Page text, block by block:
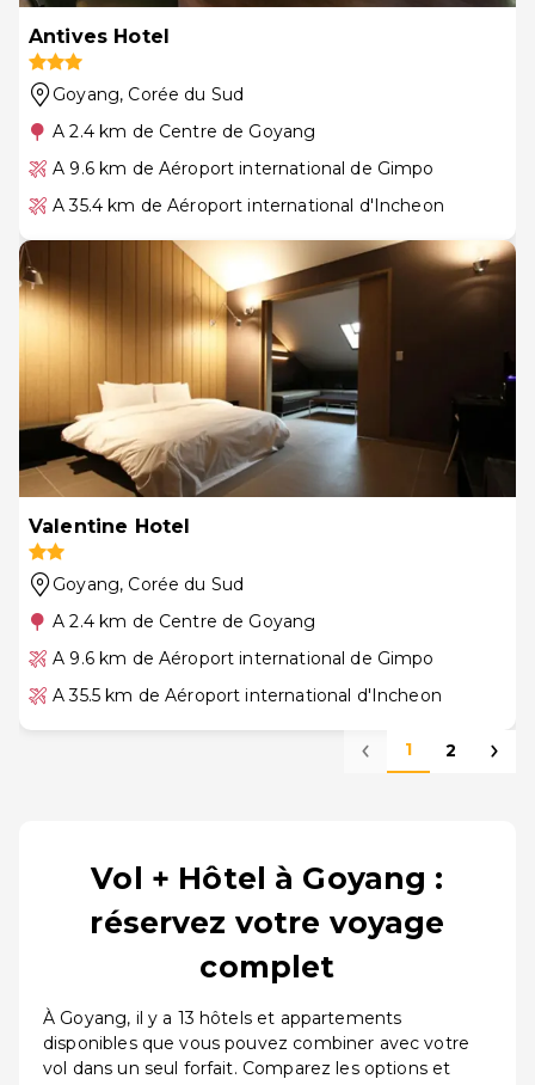
Antives Hotel
Goyang, Corée du Sud
A 2.4 km de Centre de Goyang
A 9.6 km de Aéroport international de Gimpo
A 35.4 km de Aéroport international d'Incheon
Valentine Hotel
Goyang, Corée du Sud
A 2.4 km de Centre de Goyang
A 9.6 km de Aéroport international de Gimpo
A 35.5 km de Aéroport international d'Incheon
1 2
Vol + Hôtel à Goyang :
réservez votre voyage
complet
À Goyang, il y a 13 hôtels et appartements
disponibles que vous pouvez combiner avec votre
vol dans un seul forfait. Comparez les options et